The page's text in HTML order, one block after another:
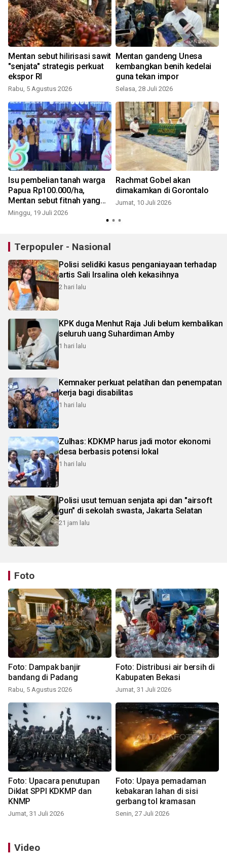
Mentan sebut hilirisasi sawit
"senjata" strategis perkuat
ekspor RI
Rabu, 5 Agustus 2026
Mentan gandeng Unesa
kembangkan benih kedelai
guna tekan impor
Selasa, 28 Juli 2026
Isu pembelian tanah warga
Papua Rp100.000/ha,
Mentan sebut fitnah yang
kejam
Minggu, 19 Juli 2026
Rachmat Gobel akan
dimakamkan di Gorontalo
Jumat, 10 Juli 2026
Terpopuler - Nasional
Polisi selidiki kasus penganiayaan terhadap
artis Sali Irsalina oleh kekasihnya
2 hari lalu
KPK duga Menhut Raja Juli belum kembalikan
seluruh uang Suhardiman Amby
1 hari lalu
Kemnaker perkuat pelatihan dan penempatan
kerja bagi disabilitas
1 hari lalu
Zulhas: KDKMP harus jadi motor ekonomi
desa berbasis potensi lokal
1 hari lalu
Polisi usut temuan senjata api dan "airsoft
gun" di sekolah swasta, Jakarta Selatan
21 jam lalu
Foto
Foto: Dampak banjir
bandang di Padang
Rabu, 5 Agustus 2026
Foto: Distribusi air bersih di
Kabupaten Bekasi
Jumat, 31 Juli 2026
Foto: Upacara penutupan
Diklat SPPI KDKMP dan
KNMP
Jumat, 31 Juli 2026
Foto: Upaya pemadaman
kebakaran lahan di sisi
gerbang tol kramasan
Senin, 27 Juli 2026
Video